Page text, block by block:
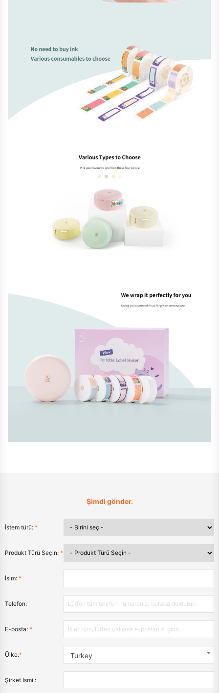
Şimdi gönder.
İstem türü: *
Produkt Türü Seçin: *
İsim: *
Telefon:
E-posta: *
Ülke:* Turkey
Şirket İsmi :